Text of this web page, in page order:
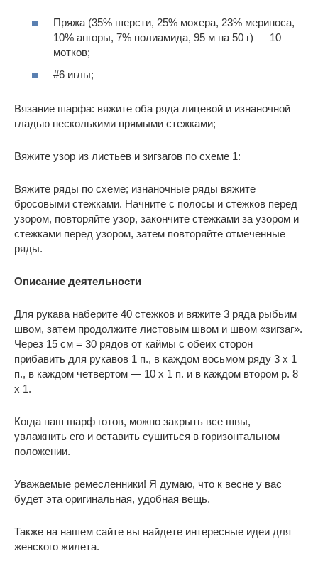
Пряжа (35% шерсти, 25% мохера, 23% мериноса,
10% ангоры, 7% полиамида, 95 м на 50 г) — 10
мотков;
#6 иглы;
Вязание шарфа: вяжите оба ряда лицевой и изнаночной
гладью несколькими прямыми стежками;
Вяжите узор из листьев и зигзагов по схеме 1:
Вяжите ряды по схеме; изнаночные ряды вяжите
бросовыми стежками. Начните с полосы и стежков перед
узором, повторяйте узор, закончите стежками за узором и
стежками перед узором, затем повторяйте отмеченные
ряды.
Описание деятельности
Для рукава наберите 40 стежков и вяжите 3 ряда рыбьим
швом, затем продолжите листовым швом и швом «зигзаг».
Через 15 см = 30 рядов от каймы с обеих сторон
прибавить для рукавов 1 п., в каждом восьмом ряду 3 х 1
п., в каждом четвертом — 10 х 1 п. и в каждом втором р. 8
х 1.
Когда наш шарф готов, можно закрыть все швы,
увлажнить его и оставить сушиться в горизонтальном
положении.
Уважаемые ремесленники! Я думаю, что к весне у вас
будет эта оригинальная, удобная вещь.
Также на нашем сайте вы найдете интересные идеи для
женского жилета.